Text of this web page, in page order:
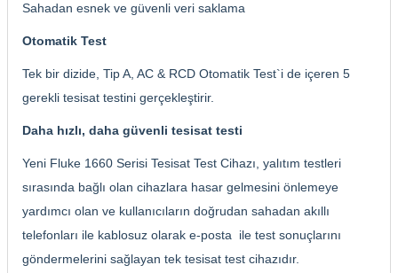
Sahadan esnek ve güvenli veri saklama
Otomatik Test
Tek bir dizide, Tip A, AC & RCD Otomatik Test`i de içeren 5
gerekli tesisat testini gerçekleştirir.
Daha hızlı, daha güvenli tesisat testi
Yeni Fluke 1660 Serisi Tesisat Test Cihazı, yalıtım testleri
sırasında bağlı olan cihazlara hasar gelmesini önlemeye
yardımcı olan ve kullanıcıların doğrudan sahadan akıllı
telefonları ile kablosuz olarak e-posta ile test sonuçlarını
göndermelerini sağlayan tek tesisat test cihazıdır.